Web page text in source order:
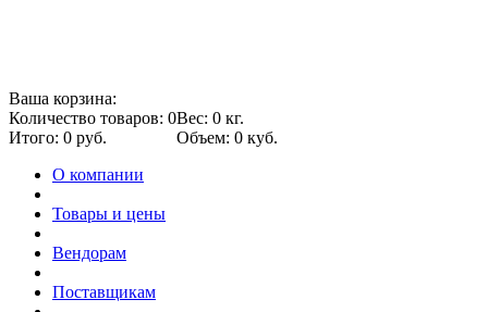
Ваша корзина:
Количество товаров: 0Вес: 0 кг.
Итого: 0 руб.
Объем: 0 куб.
О компании
Товары и цены
Вендорам
Поставщикам